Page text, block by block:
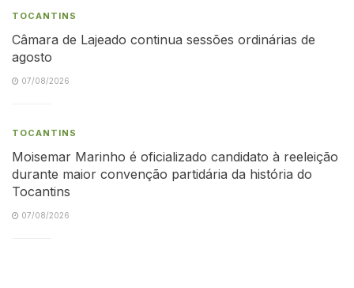
TOCANTINS
Câmara de Lajeado continua sessões ordinárias de
agosto
07/08/2026
TOCANTINS
Moisemar Marinho é oficializado candidato à reeleição
durante maior convenção partidária da história do
Tocantins
07/08/2026